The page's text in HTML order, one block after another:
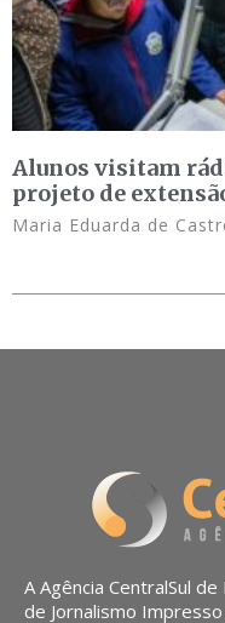
Alunos visitam
projeto de
Maria Eduarda de
A Agência CentralSul
de Jornalismo